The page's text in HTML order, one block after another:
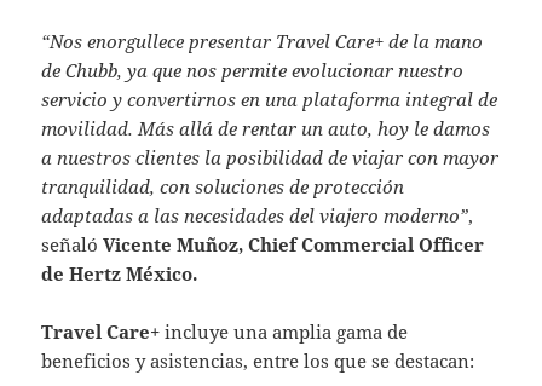
“Nos enorgullece presentar Travel Care+ de la mano
de Chubb, ya que nos permite evolucionar nuestro
servicio y convertirnos en una plataforma integral de
movilidad. Más allá de rentar un auto, hoy le damos
a nuestros clientes la posibilidad de viajar con mayor
tranquilidad, con soluciones de protección
adaptadas a las necesidades del viajero moderno”,
señalóVicente Muñoz, Chief Commercial Officer
de Hertz México.
Travel Care+incluye una amplia gama de
beneficios y asistencias, entre los que se destacan: